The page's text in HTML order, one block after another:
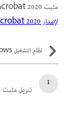
مثبت Acrobat 2020 يدعم عدة لغات.راجع قائمة اللغات المدعومة في
لإصدار Acrobat 2020
نظام التشغيل Windows
تنزيل مثبت Acrobat Pro 2020: